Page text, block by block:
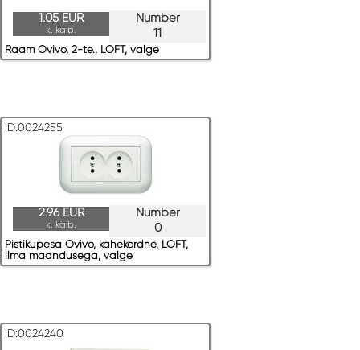
Number
11
1.05 EUR
k. käib.
Raam Ovivo, 2-te., LOFT, valge
ID:0024255
Number
0
2.96 EUR
k. käib.
Pistikupesa Ovivo, kahekordne, LOFT,
ilma maandusega, valge
ID:0024240